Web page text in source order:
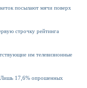
посылают мячи поверх
строчку рейтинга
им телевизионные
Лишь 17,6% опрошенных